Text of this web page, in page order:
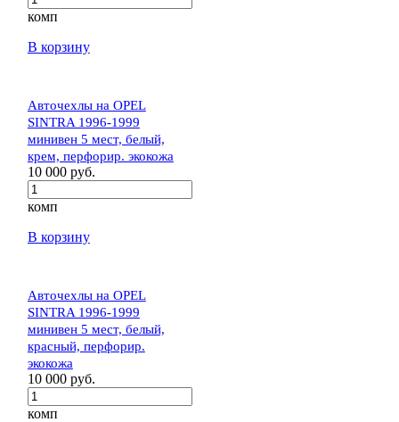
комп
В корзину
Авточехлы на OPEL
SINTRA 1996-1999
минивен 5 мест, белый,
крем, перфорир. экокожа
10 000 руб.
комп
В корзину
Авточехлы на OPEL
SINTRA 1996-1999
минивен 5 мест, белый,
красный, перфорир.
экокожа
10 000 руб.
комп